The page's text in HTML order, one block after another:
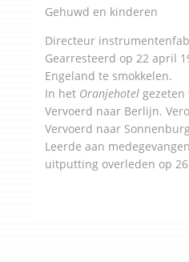
Gehuwd en kinderen
Directeur
Gearresteerd op 22 april
Engeland te smokkelen.
In het Oranjehotel gezeten
Vervoerd naar Berlijn.
Vervoerd naar
Leerde aan
uitputting overleden op